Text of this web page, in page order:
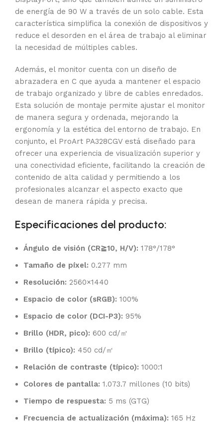
de energía de 90 W a través de un solo cable. Esta
característica simplifica la conexión de dispositivos y
reduce el desorden en el área de trabajo al eliminar
la necesidad de múltiples cables.
Además, el monitor cuenta con un diseño de
abrazadera en C que ayuda a mantener el espacio
de trabajo organizado y libre de cables enredados.
Esta solución de montaje permite ajustar el monitor
de manera segura y ordenada, mejorando la
ergonomía y la estética del entorno de trabajo. En
conjunto, el ProArt PA328CGV está diseñado para
ofrecer una experiencia de visualización superior y
una conectividad eficiente, facilitando la creación de
contenido de alta calidad y permitiendo a los
profesionales alcanzar el aspecto exacto que
desean de manera rápida y precisa.
Especificaciones del producto:
Ángulo de visión (CR≧10, H/V): 178°/178°
Tamaño de píxel: 0.277 mm
Resolución: 2560×1440
Espacio de color (sRGB): 100%
Espacio de color (DCI-P3): 95%
Brillo (HDR, pico): 600 cd/㎡
Brillo (típico): 450 cd/㎡
Relación de contraste (típico): 1000:1
Colores de pantalla: 1.073.7 millones (10 bits)
Tiempo de respuesta: 5 ms (GTG)
Frecuencia de actualización (máxima): 165 Hz